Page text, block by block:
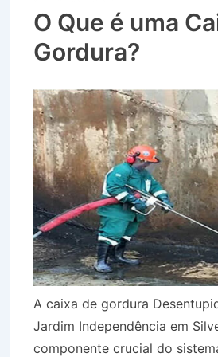
O Que é uma
Gordura?
A caixa de gordura
Jardim Independência em
componente crucial do